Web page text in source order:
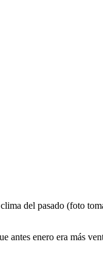
del pasado (foto
antes enero era más